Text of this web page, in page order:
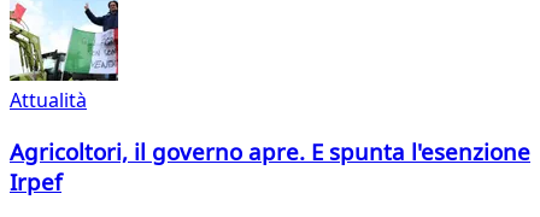
Attualità
Agricoltori, il governo apre. E spunta l'esenzione
Irpef